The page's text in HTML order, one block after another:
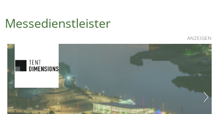
Messedienstleister
ANZEIGEN